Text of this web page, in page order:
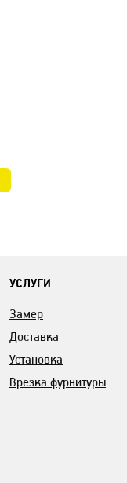
УСЛУГИ
Замер
Доставка
Установка
Врезка фурнитуры